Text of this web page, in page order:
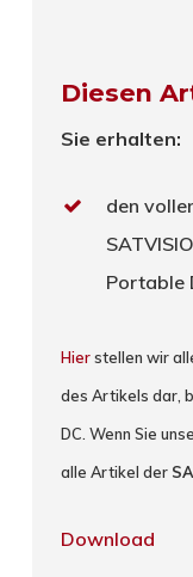
Diesen
Sie erhalten:
den
Portable
Hierstellen wir
des Artikels dar,
DC. Wenn Sie
alle Artikel der
Download